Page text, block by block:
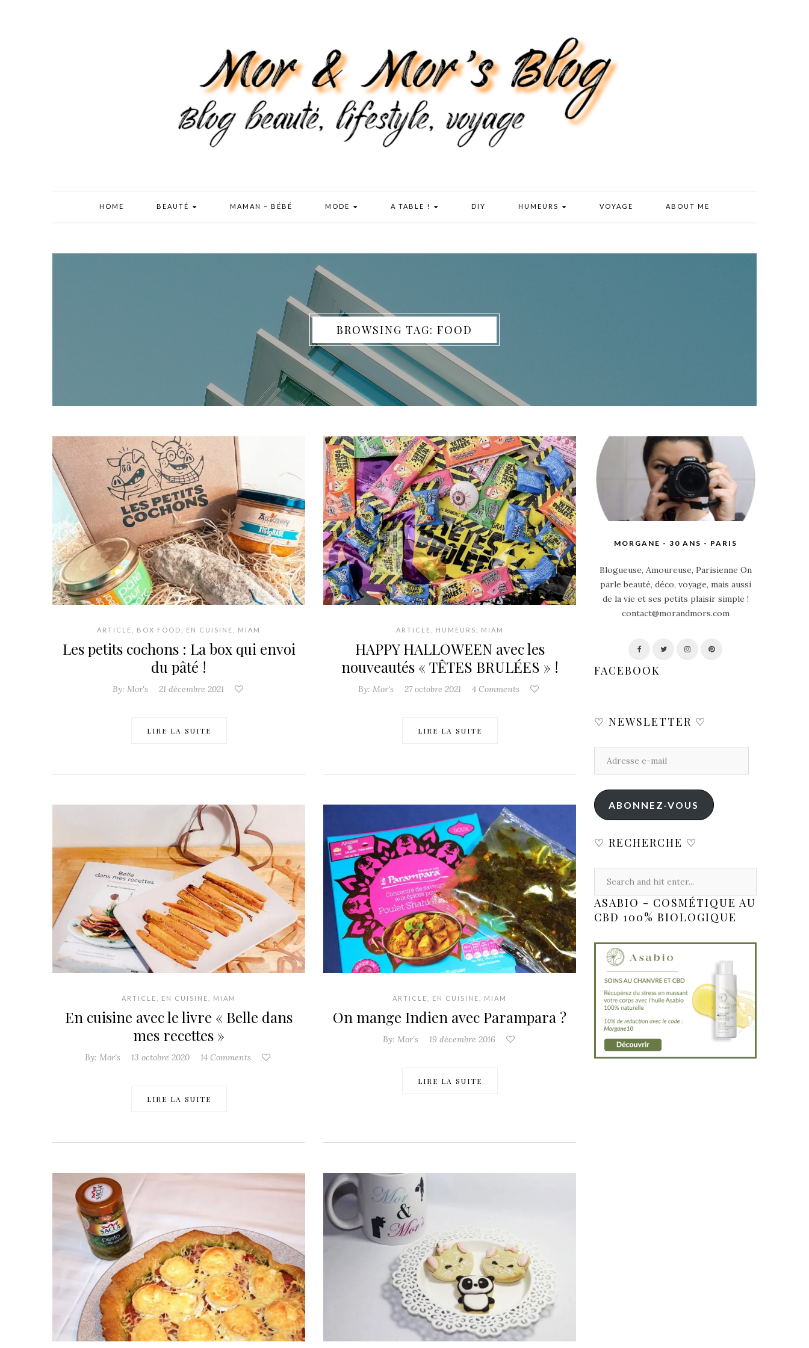
HOME BEAUTÉ MAMAN – BÉBÉ MODE A TABLE ! DIY HUMEURS VOYAGE ABOUT ME
BROWSING TAG: FOOD
ARTICLE BOX FOOD EN CUISINE MIAM
Les petits cochons : La box qui envoi
du pâté !
By: Mor's 21 décembre 2021
LIRE LA SUITE
ARTICLE HUMEURS MIAM
HAPPY HALLOWEEN avec les
nouveautés « TÊTES BRULÉES » !
By: Mor's 27 octobre 2021 4 Comments
LIRE LA SUITE
ARTICLE EN CUISINE MIAM
En cuisine avec le livre « Belle dans
mes recettes »
By: Mor's 13 octobre 2020 14 Comments
LIRE LA SUITE
ARTICLE EN CUISINE MIAM
On mange Indien avec Parampara ?
By: Mor's 19 décembre 2016
LIRE LA SUITE
MORGANE - 30 ANS - PARIS
Blogueuse, Amoureuse, Parisienne On
parle beauté, déco, voyage, mais aussi
de la vie et ses petits plaisir simple !
contact@morandmors.com
FACEBOOK
♡ NEWSLETTER ♡
ABONNEZ-VOUS
♡ RECHERCHE ♡
ASABIO - COSMÉTIQUE AU
CBD 100% BIOLOGIQUE